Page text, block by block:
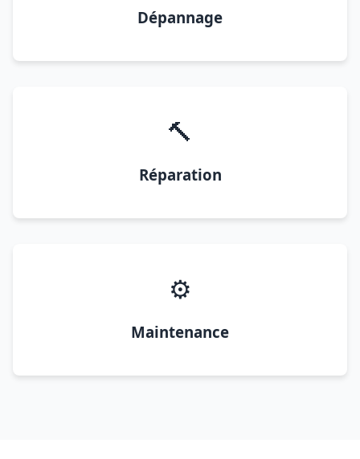
Dépannage
🔨
Réparation
⚙️
Maintenance